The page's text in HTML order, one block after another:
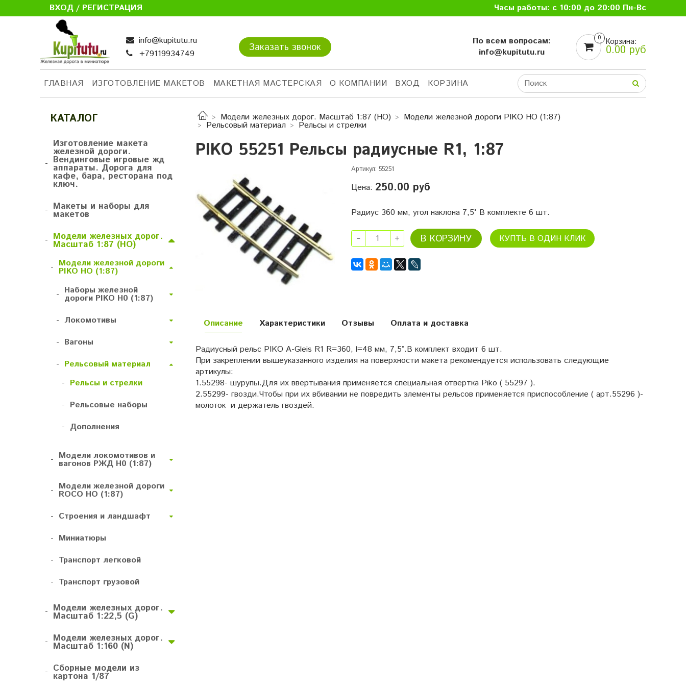
ВХОД / РЕГИСТРАЦИЯ Часы работы: с 10:00 до 20:00 Пн-Вс
info@kupitutu.ru
+79119934749
Заказать звонок
По всем вопросам:
info@kupitutu.ru
0 Корзина:
0.00 руб
ГЛАВНАЯ ИЗГОТОВЛЕНИЕ МАКЕТОВ МАКЕТНАЯ МАСТЕРСКАЯ О КОМПАНИИ ВХОД КОРЗИНА
Модели железных дорог. Масштаб 1:87 (HO) Модели железной дороги PIKO HO (1:87)
Рельсовый материал Рельсы и стрелки
PIKO 55251 Рельсы радиусные R1, 1:87
Артикул: 55251
Цена: 250.00 руб
Радиус 360 мм, угол наклона 7,5° В комплекте 6 шт.
В КОРЗИНУ КУПТЬ В ОДИН КЛИК
Описание
Радиусный рельс PIKO A-Gleis R1 R=360, l=48 мм, 7,5°.В комплект входит 6 шт.
При закреплении вышеуказанного изделия на поверхности макета рекомендуется использовать следующие
артикулы:
1.55298- шурупы.Для их ввертывания применяется специальная отвертка Piko ( 55297 ).
2.55299- гвозди.Чтобы при их вбивании не повредить элементы рельсов применяется приспособление ( арт.55296 )-
молоток и держатель гвоздей.
Характеристики Отзывы Оплата и доставка
КАТАЛОГ
-
Изготовление макета
железной дороги.
Вендинговые игровые жд
аппараты. Дорога для
кафе, бара, ресторана под
ключ.
- Макеты и наборы для
макетов
- Модели железных дорог.
Масштаб 1:87 (HO)
- Модели железной дороги
PIKO HO (1:87)
- Наборы железной
дороги PIKO H0 (1:87)
- Локомотивы
- Вагоны
- Рельсовый материал
- Рельсы и стрелки
- Рельсовые наборы
- Дополнения
- Модели локомотивов и
вагонов РЖД H0 (1:87)
- Модели железной дороги
ROCO HO (1:87)
- Строения и ландшафт
- Миниатюры
- Транспорт легковой
- Транспорт грузовой
- Модели железных дорог.
Масштаб 1:22,5 (G)
- Модели железных дорог.
Масштаб 1:160 (N)
- Сборные модели из
картона 1/87